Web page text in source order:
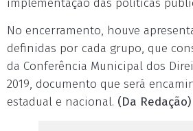
implementação das políticas
No encerramento, houve
definidas por cada grupo, que
da Conferência Municipal dos
2019, documento que será
estadual e nacional. (Da Redação)